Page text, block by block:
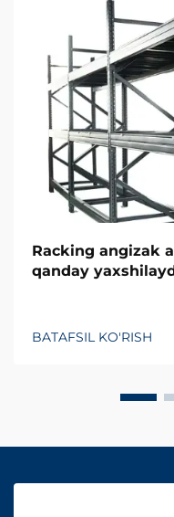
Racking angizak
qanday
BATAFSIL KO'RISH